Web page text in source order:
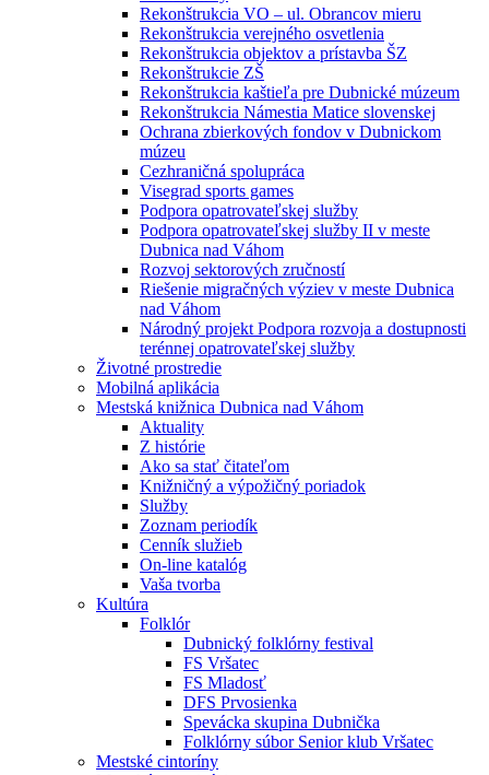
Rekonštrukcia VO – ul. Obrancov mieru
Rekonštrukcia verejného osvetlenia
Rekonštrukcia objektov a prístavba ŠZ
Rekonštrukcie ZŠ
Rekonštrukcia kaštieľa pre Dubnické múzeum
Rekonštrukcia Námestia Matice slovenskej
Ochrana zbierkových fondov v Dubnickom
múzeu
Cezhraničná spolupráca
Visegrad sports games
Podpora opatrovateľskej služby
Podpora opatrovateľskej služby II v meste
Dubnica nad Váhom
Rozvoj sektorových zručností
Riešenie migračných výziev v meste Dubnica
nad Váhom
Národný projekt Podpora rozvoja a dostupnosti
terénnej opatrovateľskej služby
Životné prostredie
Mobilná aplikácia
Mestská knižnica Dubnica nad Váhom
Aktuality
Z histórie
Ako sa stať čitateľom
Knižničný a výpožičný poriadok
Služby
Zoznam periodík
Cenník služieb
On-line katalóg
Vaša tvorba
Kultúra
Folklór
Dubnický folklórny festival
FS Vršatec
FS Mladosť
DFS Prvosienka
Spevácka skupina Dubnička
Folklórny súbor Senior klub Vršatec
Mestské cintoríny